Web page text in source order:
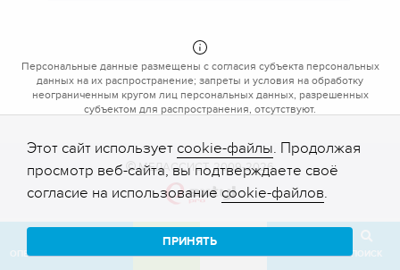
Персональные данные размещены с согласия субъекта персональных
данных на их распространение; запреты и условия на обработку
неограниченным кругом лиц персональных данных, разрешенных
субъектом для распространения, отсутствуют.
МЕДАССИСТ, 2009-2026
Этот сайт использует cookie-файлы. Продолжая
просмотр веб-сайта, вы подтверждаете своё
согласие на использованиеcookie-файлов.
ПРИНЯТЬ
ОПЕРАТОР ЗВОНОК ЗАПИСЬ КАБИНЕТ ОТЗЫВ ПОИСК